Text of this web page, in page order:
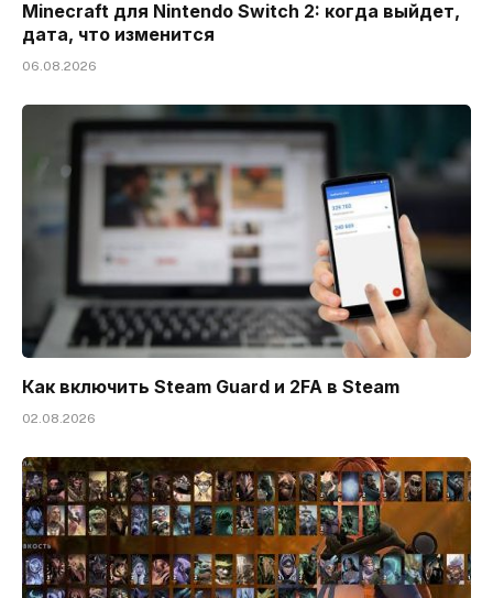
Minecraft для Nintendo Switch 2: когда выйдет,
дата, что изменится
06.08.2026
Как включить Steam Guard и 2FA в Steam
02.08.2026